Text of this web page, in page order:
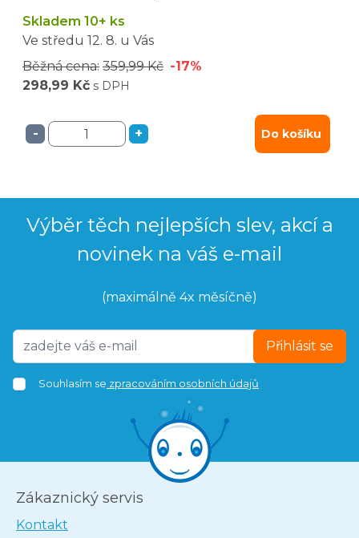
Skladem 10+ ks
Ve středu 12. 8. u Vás
Běžná cena: 359,99 Kč -17%
298,99 Kč s DPH
- + Do košíku
Výběr těch nejlepších slev, akcí a
novinek na váš e-mail
(maximálně 4x měsíčně)
Přihlásit se
Souhlasím se zpracováním osobních údajů
Zákaznický servis
Kontakt